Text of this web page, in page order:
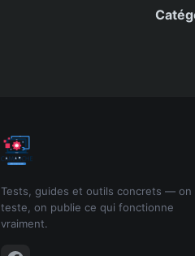
Tests, guides et outils concrets — on
teste, on publie ce qui fonctionne
vraiment.